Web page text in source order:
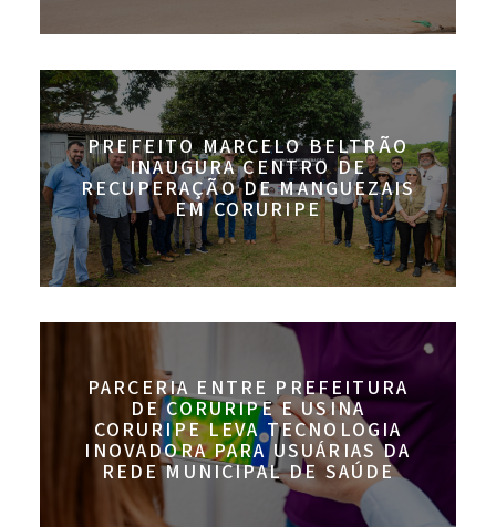
PREFEITO MARCELO BELTRÃO
INAUGURA CENTRO DE
RECUPERAÇÃO DE MANGUEZAIS
EM CORURIPE
PARCERIA ENTRE PREFEITURA
DE CORURIPE E USINA
CORURIPE LEVA TECNOLOGIA
INOVADORA PARA USUÁRIAS DA
REDE MUNICIPAL DE SAÚDE